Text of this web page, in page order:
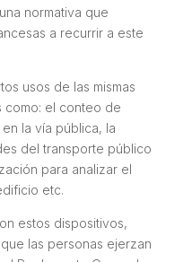
normativa que
a recurrir a este
usos de las mismas
como: el conteo de
la vía pública, la
del transporte público
para analizar el
etc.
estos dispositivos,
las personas ejerzan